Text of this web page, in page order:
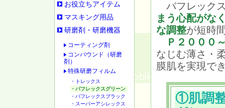
お役立ちアイテム
マスキング用品
研磨剤・研磨機器
コーティング剤
コンパウンド（研磨
剤）
特殊研磨フィルム
・トレックス
・バフレックスグリーン
・バフレックスブラック
・スーパーアシレックス
バフレック
まう心配がな
な調整が短時
Ｐ２０００
なじむ薄さ・
膜肌を実現で
①肌調